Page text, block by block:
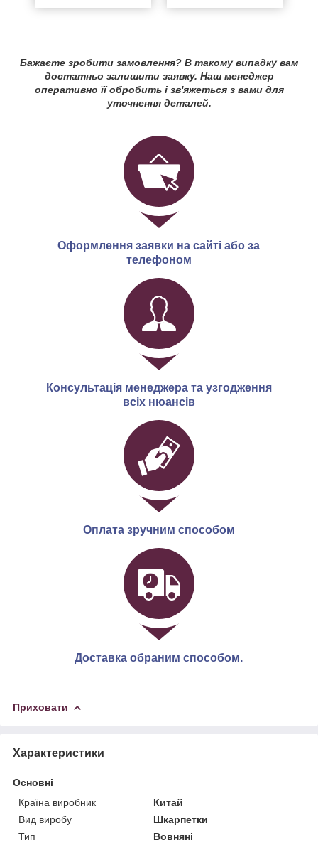
Бажаєте зробити замовлення? В такому випадку вам
достатньо залишити заявку. Наш менеджер
оперативно її обробить і зв'яжеться з вами для
уточнення деталей.
Оформлення заявки на сайті або за
телефоном
Консультація менеджера та узгодження
всіх нюансів
Оплата зручним способом
Доставка обраним способом.
Приховати
Характеристики
Основні
Країна виробник
Китай
Вид виробу
Шкарпетки
Тип
Вовняні